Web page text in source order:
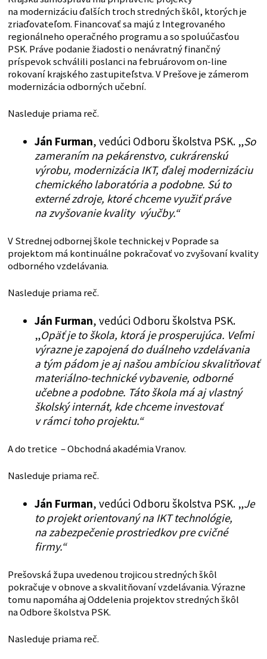
na modernizáciu ďalších troch stredných škôl, ktorých je
zriaďovateľom. Financovať sa majú z Integrovaného
regionálneho operačného programu a so spoluúčasťou
PSK. Práve podanie žiadosti o nenávratný finančný
príspevok schválili poslanci na februárovom on-line
rokovaní krajského zastupiteľstva. V Prešove je zámerom
modernizácia odborných učební.
Nasleduje priama reč.
Ján Furman, vedúci Odboru školstva PSK. „So
zameraním na pekárenstvo, cukrárenskú
výrobu, modernizácia IKT, ďalej modernizáciu
chemického laboratória a podobne. Sú to
externé zdroje, ktoré chceme využiť práve
na zvyšovanie kvality výučby.“
V Strednej odbornej škole technickej v Poprade sa
projektom má kontinuálne pokračovať vo zvyšovaní kvality
odborného vzdelávania.
Nasleduje priama reč.
Ján Furman, vedúci Odboru školstva PSK.
„Opäť je to škola, ktorá je prosperujúca. Veľmi
výrazne je zapojená do duálneho vzdelávania
a tým pádom je aj našou ambíciou skvalitňovať
materiálno-technické vybavenie, odborné
učebne a podobne. Táto škola má aj vlastný
školský internát, kde chceme investovať
v rámci toho projektu.“
A do tretice – Obchodná akadémia Vranov.
Nasleduje priama reč.
Ján Furman, vedúci Odboru školstva PSK. „Je
to projekt orientovaný na IKT technológie,
na zabezpečenie prostriedkov pre cvičné
firmy.“
Prešovská župa uvedenou trojicou stredných škôl
pokračuje v obnove a skvalitňovaní vzdelávania. Výrazne
tomu napomáha aj Oddelenia projektov stredných škôl
na Odbore školstva PSK.
Nasleduje priama reč.